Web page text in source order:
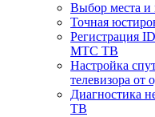
Выбор места
Точная
Регистрация
МТС ТВ
Настройка
телевизора от
Диагностика
ТВ